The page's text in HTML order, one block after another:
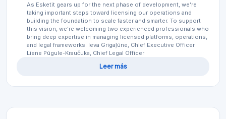
As Esketit gears up for the next phase of development, we’re
taking important steps toward licensing our operations and
building the foundation to scale faster and smarter. To support
this vision, we’re welcoming two experienced professionals who
bring deep expertise in managing licensed platforms, operations,
and legal frameworks. Ieva Grigaļūne, Chief Executive Officer
Liene Pūgule-Kraučuka, Chief Legal Officer
Leer más